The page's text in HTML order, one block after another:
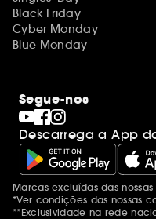
Black Friday
Cyber Monday
Blue Monday
Segue-nos
Descarrega a App
Menções adicionais
Marcas excluídas das
*Ver condições das nossas
**Exclusividade na rede